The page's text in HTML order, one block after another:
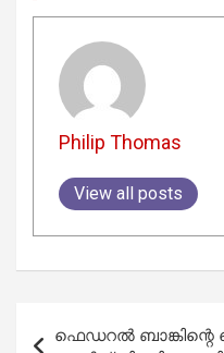
Philip Thomas
View all posts
ഫെഡറല്‍